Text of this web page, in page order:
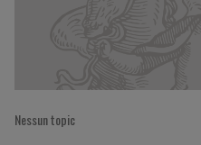
Nessun topic